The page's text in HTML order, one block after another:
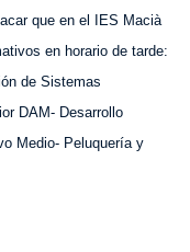
que en el IES Macià
en horario de tarde:
de Sistemas
DAM- Desarrollo
Medio- Peluquería y